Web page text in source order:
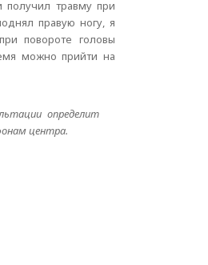
травму при
правую ногу, я
повороте головы
можно прийти на
определит
центра.